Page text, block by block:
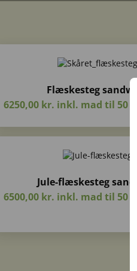
Flæskesteg
6250,00 kr. inkl. mad til 50
Jule-flæskesteg
6500,00 kr. inkl. mad til 50